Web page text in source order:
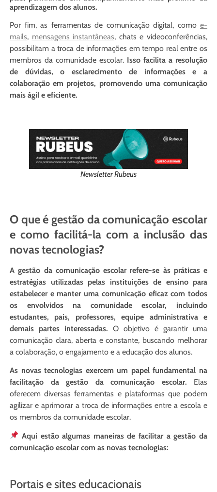
aprendizagem dos alunos.
Por fim, as ferramentas de comunicação digital, como e-
mails, mensagens instantâneas, chats e videoconferências,
possibilitam a troca de informações em tempo real entre os
membros da comunidade escolar. Isso facilita a resolução
de dúvidas, o esclarecimento de informações e a
colaboração em projetos, promovendo uma comunicação
mais ágil e eficiente.
Newsletter Rubeus
O que é gestão da comunicação escolar
e como facilitá-la com a inclusão das
novas tecnologias?
A gestão da comunicação escolar refere-se às práticas e
estratégias utilizadas pelas instituições de ensino para
estabelecer e manter uma comunicação eficaz com todos
os envolvidos na comunidade escolar, incluindo
estudantes, pais, professores, equipe administrativa e
demais partes interessadas. O objetivo é garantir uma
comunicação clara, aberta e constante, buscando melhorar
a colaboração, o engajamento e a educação dos alunos.
As novas tecnologias exercem um papel fundamental na
facilitação da gestão da comunicação escolar. Elas
oferecem diversas ferramentas e plataformas que podem
agilizar e aprimorar a troca de informações entre a escola e
os membros da comunidade escolar.
Aqui estão algumas maneiras de facilitar a gestão da
comunicação escolar com as novas tecnologias:
Portais e sites educacionais